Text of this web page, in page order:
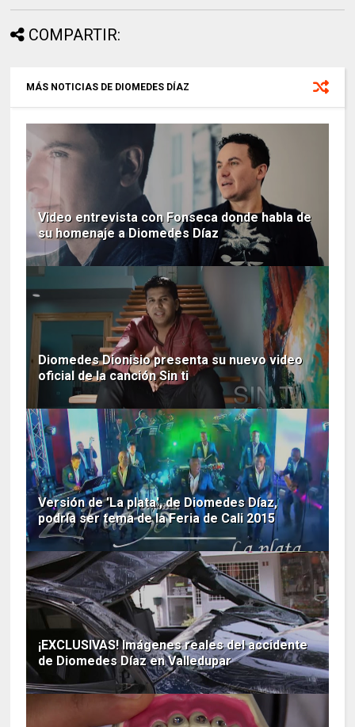
COMPARTIR:
MÁS NOTICIAS DE DIOMEDES DÍAZ
Video entrevista con Fonseca donde habla de
su homenaje a Diomedes Díaz
Diomedes Dionisio presenta su nuevo video
oficial de la canción Sin ti
Versión de 'La plata', de Diomedes Díaz,
podría ser tema de la Feria de Cali 2015
¡EXCLUSIVAS! Imágenes reales del accidente
de Diomedes Díaz en Valledupar